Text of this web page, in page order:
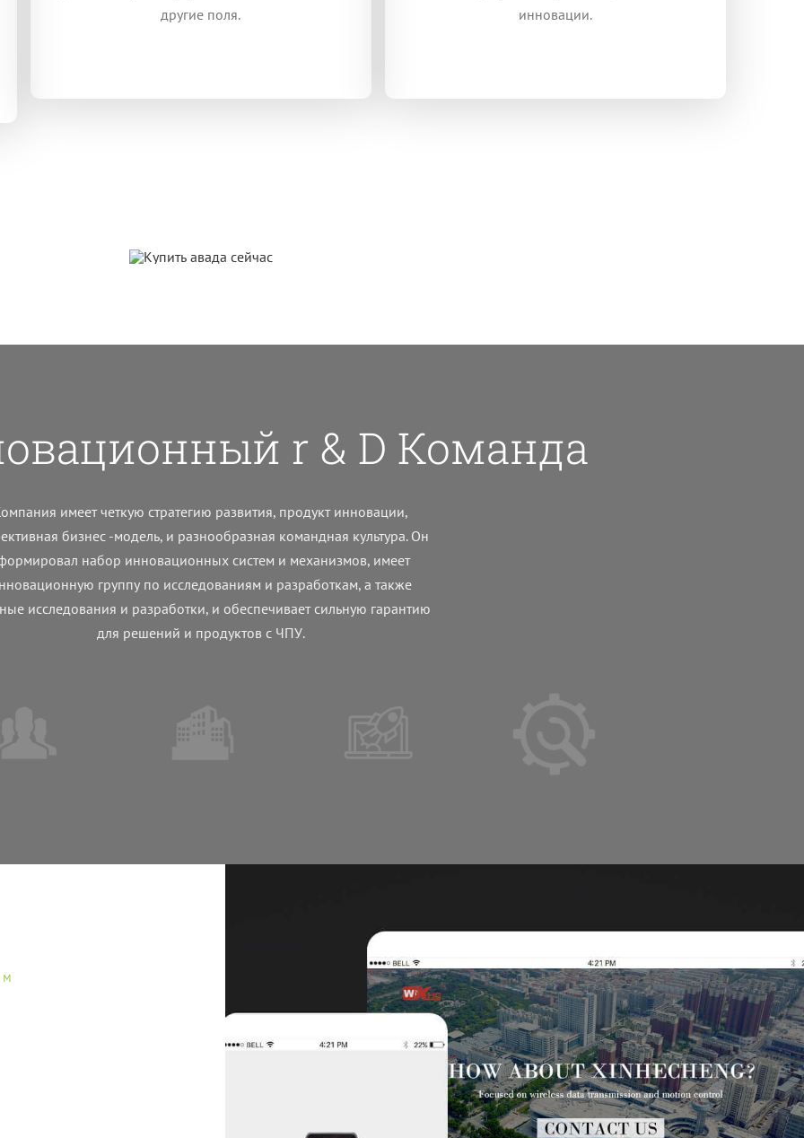
другие поля.
инновации.
r & D Команда
имеет четкую стратегию развития, продукт инновации,
бизнес -модель, и разнообразная командная культура. Он
набор инновационных систем и механизмов, имеет
группу по исследованиям и разработкам, а также
исследования и разработки, и обеспечивает сильную гарантию
для решений и продуктов с ЧПУ.